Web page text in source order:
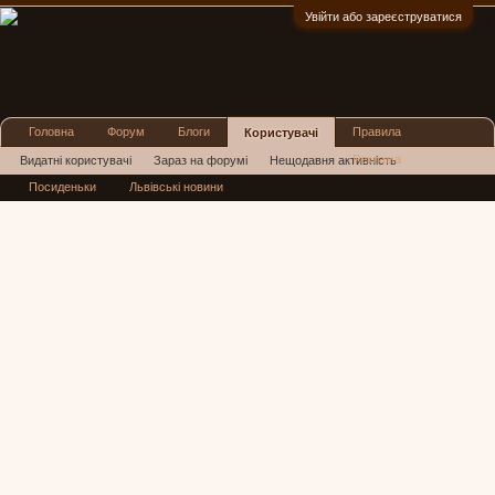
Увійти або зареєструватися
Головна Форум Блоги Користувачі
Видатні користувачі Зараз на форумі Нещодавня активність
Нові повідомлення профілю
Правила
Реклама
Посиденьки Львівські новини